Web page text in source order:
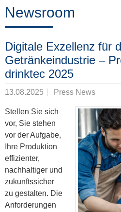
News
&
Events
Partner
Über
ProLeiT
Newsroom
Digitale Exzellenz für
Getränkeindustrie –
drinktec 2025
13.08.2025 Press News
Stellen Sie sich
vor, Sie stehen
vor der Aufgabe,
Ihre Produktion
effizienter,
nachhaltiger und
zukunftssicher
zu gestalten. Die
Anforderungen